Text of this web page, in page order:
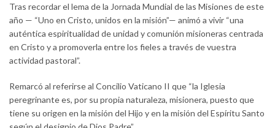
Tras recordar el lema de la Jornada Mundial de las Misiones de este
año — “Uno en Cristo, unidos en la misión”— animó a vivir “una
auténtica espiritualidad de unidad y comunión misioneras centrada
en Cristo y a promoverla entre los fieles a través de vuestra
actividad pastoral”.
Remarcó al referirse al Concilio Vaticano II que “la Iglesia
peregrinante es, por su propia naturaleza, misionera, puesto que
tiene su origen en la misión del Hijo y en la misión del Espíritu Santo